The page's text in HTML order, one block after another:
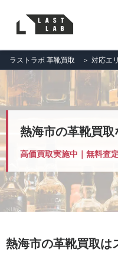
ラストラボ 革靴買取 ＞ 対応エ
熱海市の革靴買
高価買取実施中｜無料査
熱海市の革靴買取は